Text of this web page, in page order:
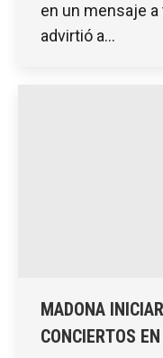
en un mensaje
advirtió a…
MADONA
CONCIERTOS